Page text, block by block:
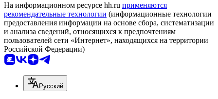
На информационном ресурсе hh.ru применяются
рекомендательные технологии (информационные технологии
предоставления информации на основе сбора, систематизации
и анализа сведений, относящихся к предпочтениям
пользователей сети «Интернет», находящихся на территории
Российской Федерации)
Русский